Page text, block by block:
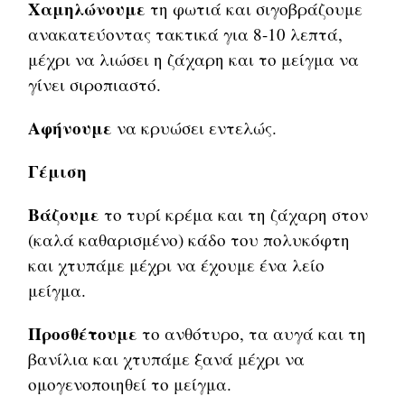
Χαμηλώνουμε τη φωτιά και σιγοβράζουμε
ανακατεύοντας τακτικά για 8-10 λεπτά,
μέχρι να λιώσει η ζάχαρη και το μείγμα να
γίνει σιροπιαστό.
Αφήνουμε να κρυώσει εντελώς.
Γέμιση
Βάζουμετο τυρί κρέμα και τη ζάχαρη στον
(καλά καθαρισμένο) κάδο του πολυκόφτη
και χτυπάμε μέχρι να έχουμε ένα λείο
μείγμα.
Προσθέτουμε το ανθότυρο, τα αυγά και τη
βανίλια και χτυπάμε ξανά μέχρι να
ομογενοποιηθεί το μείγμα.